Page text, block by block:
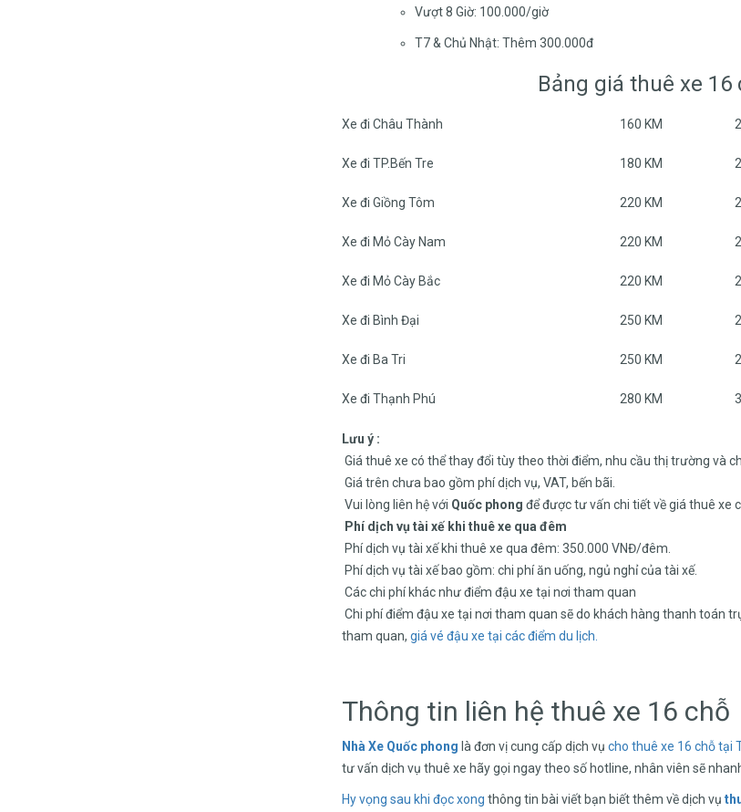
Vượt 8 Giờ: 100.000/giờ
T7 & Chủ Nhật: Thêm 300.000đ
Bảng giá thuê xe 16
Xe đi Châu Thành 160 KM
Xe đi TP.Bến Tre 180 KM
Xe đi Giồng Tôm 220 KM
Xe đi Mỏ Cày Nam 220 KM
Xe đi Mỏ Cày Bắc 220 KM
Xe đi Bình Đại 250 KM
Xe đi Ba Tri 250 KM
Xe đi Thạnh Phú 280 KM
Lưu ý :
Giá thuê xe có thể thay đổi tùy theo thời điểm, nhu cầu thị trường và
Giá trên chưa bao gồm phí dịch vụ, VAT, bến bãi.
Vui lòng liên hệ với Quốc phong để được tư vấn chi tiết về giá thuê xe
Phí dịch vụ tài xế khi thuê xe qua đêm
Phí dịch vụ tài xế khi thuê xe qua đêm: 350.000 VNĐ/đêm.
Phí dịch vụ tài xế bao gồm: chi phí ăn uống, ngủ nghỉ của tài xế.
Các chi phí khác như điểm đậu xe tại nơi tham quan
Chi phí điểm đậu xe tại nơi tham quan sẽ do khách hàng thanh toán
tham quan, giá vé đậu xe tại các điểm du lịch.
Thông tin liên hệ thuê xe 16 chỗ
Nhà Xe Quốc phong là đơn vị cung cấp dịch vụ cho thuê xe 16 chỗ tại
tư vấn dịch vụ thuê xe hãy gọi ngay theo số hotline, nhân viên sẽ
Hy vọng sau khi đọc xong thông tin bài viết bạn biết thêm về dịch vụ